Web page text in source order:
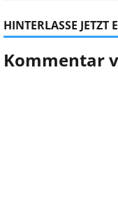
HINTERLASSE
Kommentar